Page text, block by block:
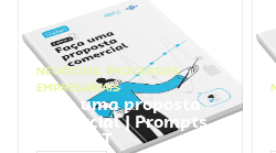
NEGÓCIOS, PROCESSOS
EMPRESARIAIS
Faça uma proposta
comercial | Prompts
ChatGPT